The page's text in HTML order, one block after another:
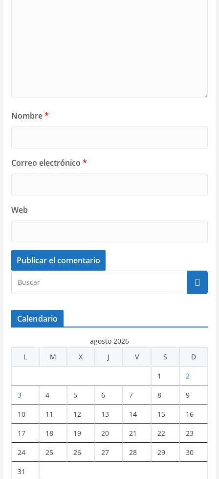
Nombre*
Correo electrónico *
Web
Calendario
agosto 2026
L
M X J V S D
1 2
3 4 5 6 7 8 9
10 11 12 13 14 15 16
17 18 19 20 21 22 23
24 25 26 27 28 29 30
31